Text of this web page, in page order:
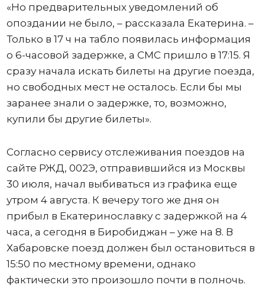
«Но предварительных уведомлений об
опоздании не было, – рассказала Екатерина. –
Только в 17 ч на табло появилась информация
о 6-часовой задержке, а СМС пришло в 17:15. Я
сразу начала искать билеты на другие поезда,
но свободных мест не осталось. Если бы мы
заранее знали о задержке, то, возможно,
купили бы другие билеты».
Согласно сервису отслеживания поездов на
сайте РЖД, 002Э, отправившийся из Москвы
30 июля, начал выбиваться из графика еще
утром 4 августа. К вечеру того же дня он
прибыл в Екатеринославку с задержкой на 4
часа, а сегодня в Биробиджан – уже на 8. В
Хабаровске поезд должен был остановиться в
15:50 по местному времени, однако
фактически это произошло почти в полночь.